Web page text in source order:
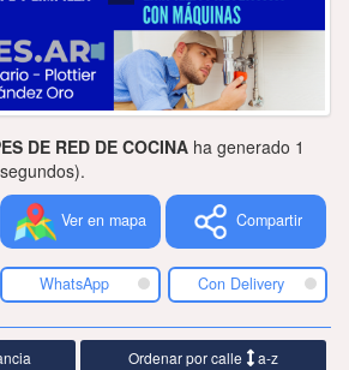
Publicidad
Tiendacores
Contactenos
DE RED DE COCINA ha generado 1
Ver en mapa Compartir
WhatsApp Con Delivery
Ordenar por calle a-z